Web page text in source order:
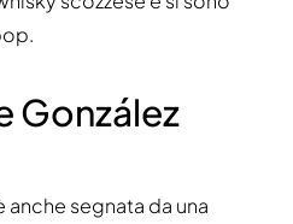
González
anche segnata da una